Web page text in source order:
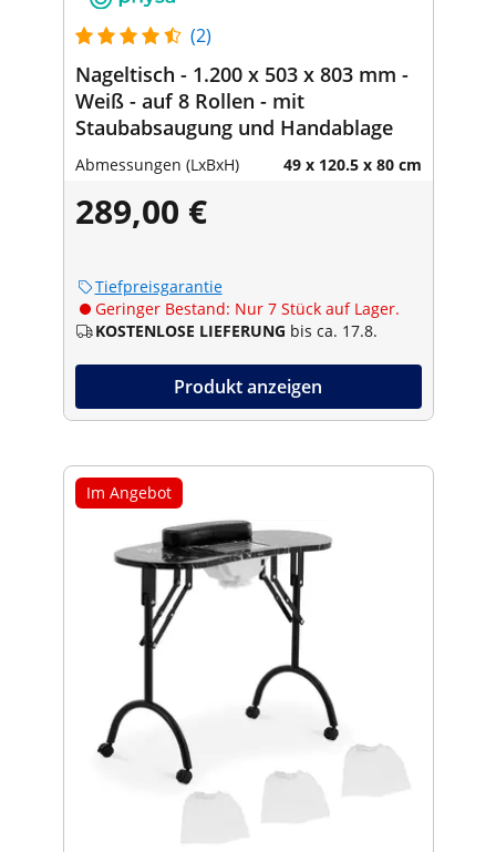
(2)
Nageltisch - 1.200 x 503 x 803 mm -
Weiß - auf 8 Rollen - mit
Staubabsaugung und Handablage
Abmessungen (LxBxH) 49 x 120.5 x 80 cm
289,00 €
Tiefpreisgarantie
Geringer Bestand: Nur 7 Stück auf Lager.
KOSTENLOSE LIEFERUNG bis ca. 17.8.
Produkt anzeigen
Im Angebot